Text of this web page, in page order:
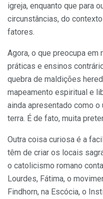
igreja, enquanto que para
circunstâncias, do
fatores.
Agora, o que preocupa em
práticas e ensinos
quebra de maldições
mapeamento espiritual e
ainda apresentado como
terra. É de fato, muita
Outra coisa curiosa é a
têm de criar os locais
o catolicismo romano
Lourdes, Fátima, o
Findhorn, na Escócia, o